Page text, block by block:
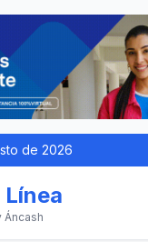
de 2026
Áncash